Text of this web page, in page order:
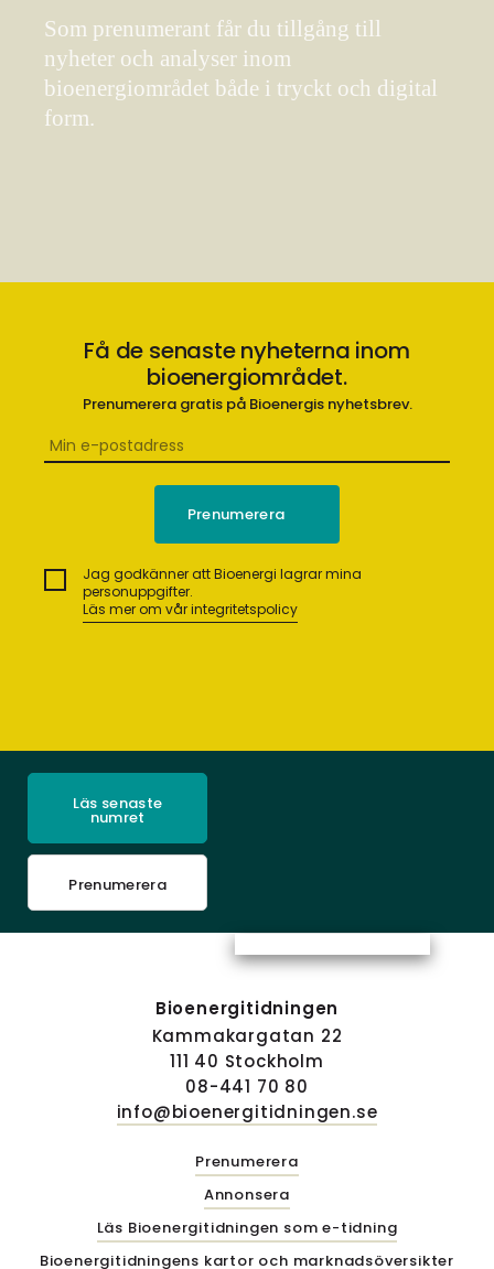
Som prenumerant får du tillgång till
nyheter och analyser inom
bioenergiområdet både i tryckt och digital
form.
Få de senaste nyheterna inom
bioenergiområdet.
Prenumerera gratis på Bioenergis nyhetsbrev.
Jag godkänner att Bioenergi lagrar mina
personuppgifter.
Läs mer om vår integritetspolicy
Läs senaste
numret
Prenumerera
Bioenergitidningen
Kammakargatan 22
111 40 Stockholm
08-441 70 80
info@bioenergitidningen.se
Prenumerera
Annonsera
Läs Bioenergitidningen som e-tidning
Bioenergitidningens kartor och marknadsöversikter